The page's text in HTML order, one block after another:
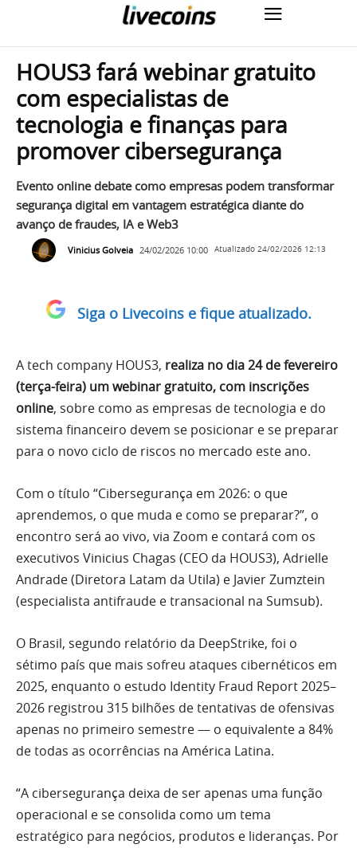
HOUS3 fará webinar gratuito
com especialistas de
tecnologia e finanças para
promover cibersegurança
Evento online debate como empresas podem transformar
segurança digital em vantagem estratégica diante do
avanço de fraudes, IA e Web3
Vinicius Golveia 24/02/2026 10:00 Atualizado 24/02/2026 12:13
Siga o Livecoins e fique atualizado.
A tech company HOUS3, realiza no dia 24 de fevereiro
(terça-feira) um webinar gratuito, com inscrições
online, sobre como as empresas de tecnologia e do
sistema financeiro devem se posicionar e se preparar
para o novo ciclo de riscos no mercado este ano.
Com o título “Cibersegurança em 2026: o que
aprendemos, o que muda e como se preparar?”, o
encontro será ao vivo, via Zoom e contará com os
executivos Vinicius Chagas (CEO da HOUS3), Adrielle
Andrade (Diretora Latam da Utila) e Javier Zumztein
(especialista antifraude e transacional na Sumsub).
O Brasil, segundo relatório da DeepStrike, foi o
sétimo país que mais sofreu ataques cibernéticos em
2025, enquanto o estudo Identity Fraud Report 2025–
2026 registrou 315 bilhões de tentativas de ofensivas
apenas no primeiro semestre — o equivalente a 84%
de todas as ocorrências na América Latina.
“A cibersegurança deixa de ser apenas uma função
operacional e se consolida como um tema
estratégico para negócios, produtos e lideranças. Por